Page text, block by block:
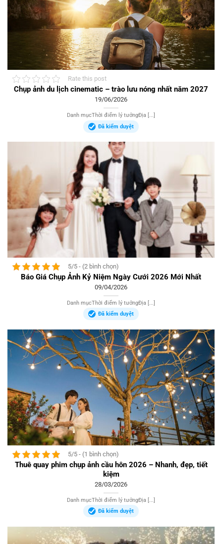
Rate this post
Chụp ảnh du lịch cinematic – trào lưu nóng nhất năm 2027
19/06/2026
Danh mụcThời điểm lý tưởngĐịa [...]
Đã kiểm duyệt
5/5 - (2 bình chọn)
Báo Giá Chụp Ảnh Kỷ Niệm Ngày Cưới 2026 Mới Nhất
09/04/2026
Danh mụcThời điểm lý tưởngĐịa [...]
Đã kiểm duyệt
5/5 - (1 bình chọn)
Thuê quay phim chụp ảnh cầu hôn 2026 – Nhanh, đẹp, tiết
kiệm
28/03/2026
Danh mụcThời điểm lý tưởngĐịa [...]
Đã kiểm duyệt